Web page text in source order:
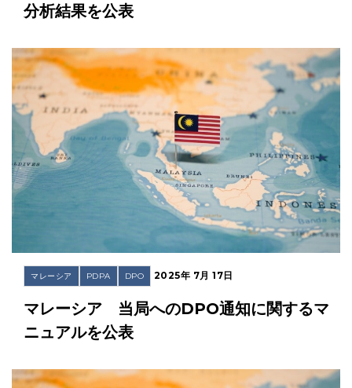
分析結果を公表
マレーシア PDPA DPO 2025年 7月 17日
マレーシア 当局へのDPO通知に関するマ
ニュアルを公表